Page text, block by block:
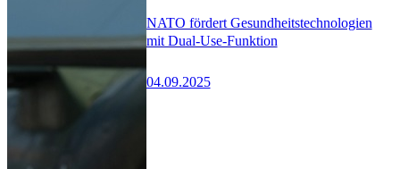
NATO fördert Gesundheitstechnologien
mit Dual-Use-Funktion
04.09.2025